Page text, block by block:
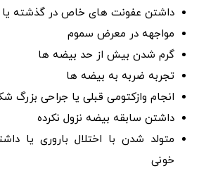
داشتن عفونت های خاص در گذشته یا
مواجهه در معرض سموم
گرم شدن بیش از حد بیضه ها
تجربه ضربه به بیضه ها
انجام وازکتومی قبلی یا جراحی بزرگ
داشتن سابقه بیضه نزول نکرده
متولد شدن با اختلال باروری یا
خونی